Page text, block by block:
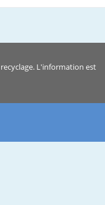
L'information est